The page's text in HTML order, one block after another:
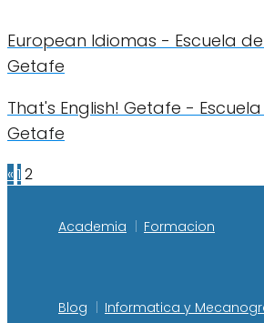
European Idiomas - Escuela
Getafe
That's English! Getafe -
Getafe
« 1 2
Academia Formacion
Blog Informatica y